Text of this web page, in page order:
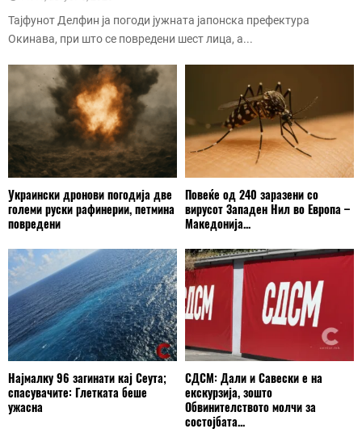
Тајфунот Делфин ја погоди јужната јапонска префектура
Окинава, при што се повредени шест лица, а...
Украински дронови погодија две
големи руски рафинерии, петмина
повредени
Повеќе од 240 заразени со
вирусот Западен Нил во Европа –
Македонија...
Најмалку 96 загинати кај Сеута;
спасувачите: Глетката беше
ужасна
СДСМ: Дали и Савески е на
екскурзија, зошто
Обвинителството молчи за
состојбата...